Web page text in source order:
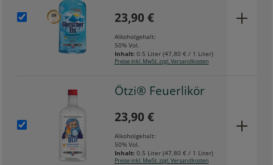
23,90 €
Alkoholgehalt:
50% Vol.
Inhalt: 0.5 Liter (47,80 €/ 1 Liter)
Preise inkl. MwSt. zzgl. Versandkosten
Ötzi® Feuerlikör
23,90 €
Alkoholgehalt:
50% Vol.
Inhalt: 0.5 Liter (47,80 €/ 1 Liter)
Preise inkl. MwSt. zzgl. Versandkosten